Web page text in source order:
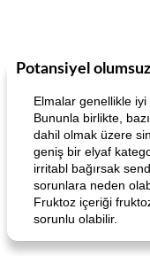
Potansiyel
Elmalar genellikle iyi
Bununla birlikte,
dahil olmak üzere
geniş bir elyaf
irritabl bağırsak
sorunlara neden
Fruktoz içeriği
sorunlu olabilir.